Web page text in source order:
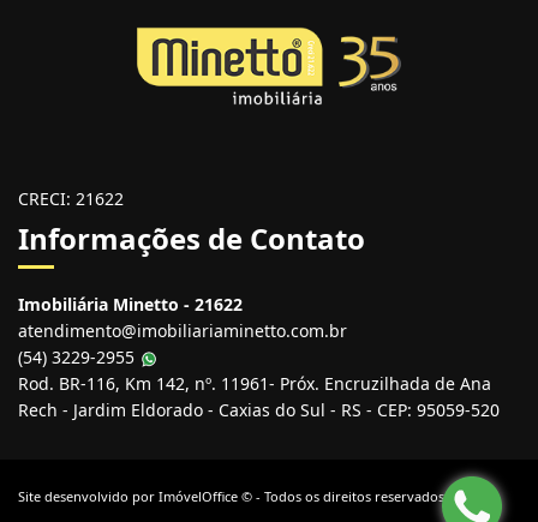
CRECI: 21622
Informações de Contato
Imobiliária Minetto - 21622
atendimento@imobiliariaminetto.com.br
(54) 3229-2955
Rod. BR-116, Km 142, nº. 11961- Próx. Encruzilhada de Ana
Rech - Jardim Eldorado - Caxias do Sul - RS - CEP: 95059-520
Site desenvolvido por ImóvelOffice © - Todos os direitos reservados